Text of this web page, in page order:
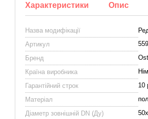
Характеристики Опис
Назва модифікації
Артикул
Бренд
Країна виробника
Гарантійний строк
10
Матеріал
Діаметр зовнішній DN (Ду)